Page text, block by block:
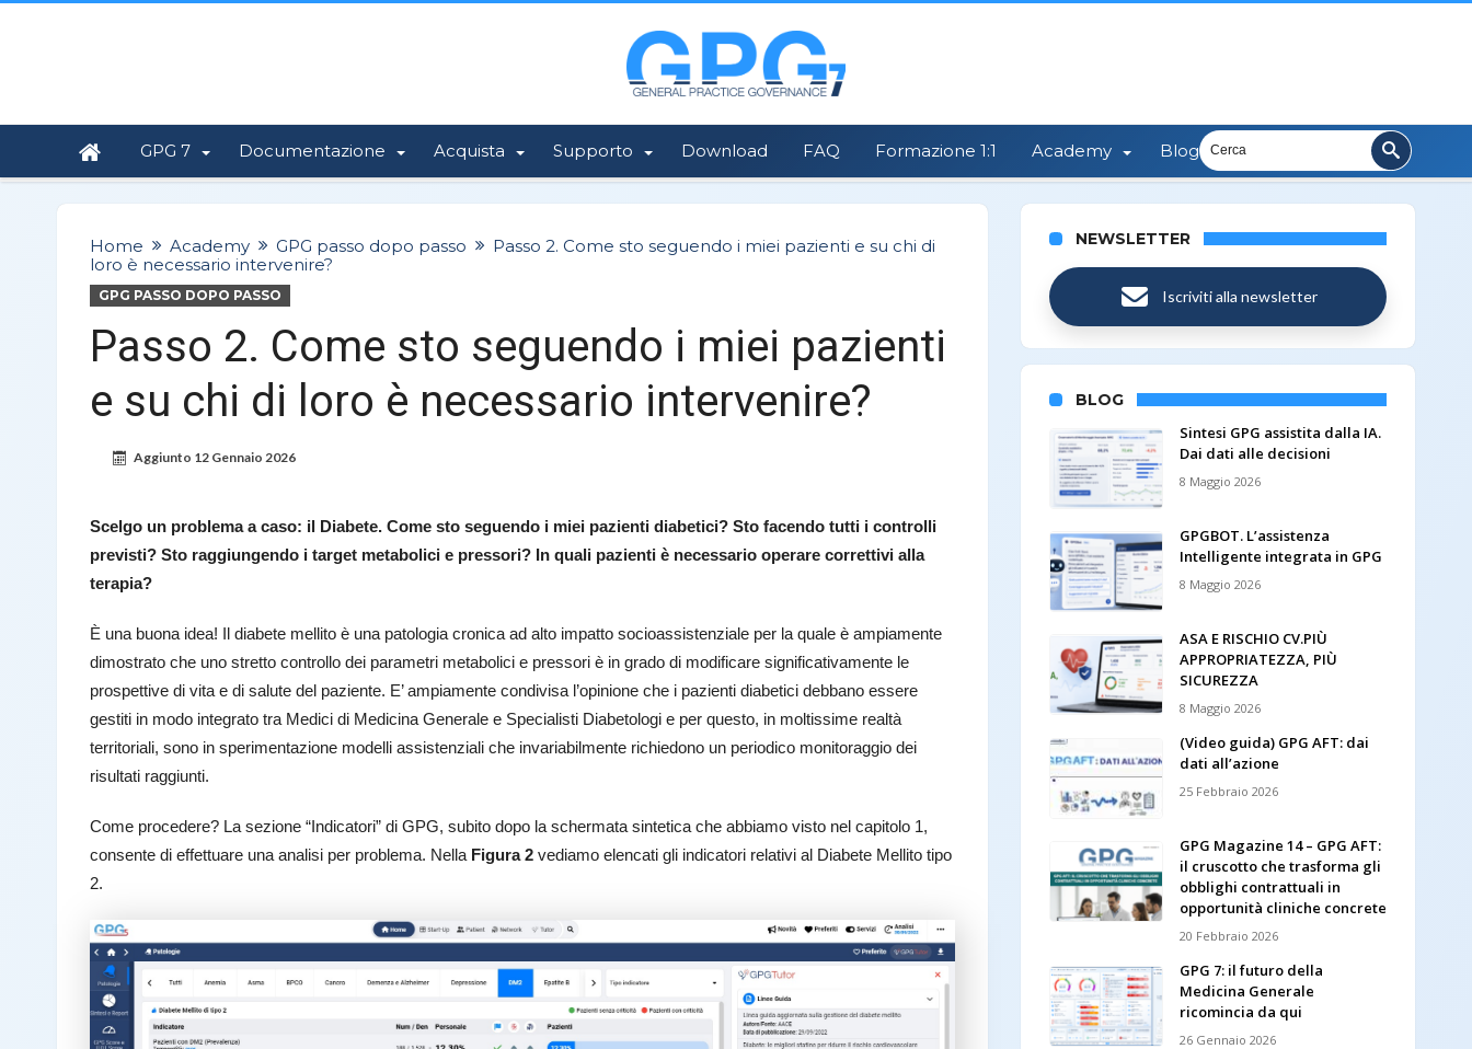
GPG 7 Documentazione Acquista Supporto Download FAQ Formazione 1:1 Academy Blog
Home Academy GPG passo dopo passo
Passo 2. Come sto seguendo i miei pazienti e su chi di
loro è necessario intervenire?
GPG PASSO DOPO PASSO
Passo 2. Come sto seguendo i miei pazienti
e su chi di loro è necessario intervenire?
Aggiunto 12 Gennaio 2026
Scelgo un problema a caso: il Diabete. Come sto seguendo i miei pazienti diabetici? Sto facendo tutti i controlli
previsti? Sto raggiungendo i target metabolici e pressori? In quali pazienti è necessario operare correttivi alla
terapia?
È una buona idea! Il diabete mellito è una patologia cronica ad alto impatto socioassistenziale per la quale è ampiamente
dimostrato che uno stretto controllo dei parametri metabolici e pressori è in grado di modificare significativamente le
prospettive di vita e di salute del paziente. E’ ampiamente condivisa l’opinione che i pazienti diabetici debbano essere
gestiti in modo integrato tra Medici di Medicina Generale e Specialisti Diabetologi e per questo, in moltissime realtà
territoriali, sono in sperimentazione modelli assistenziali che invariabilmente richiedono un periodico monitoraggio dei
risultati raggiunti.
Come procedere? La sezione “Indicatori” di GPG, subito dopo la schermata sintetica che abbiamo visto nel capitolo 1,
consente di effettuare una analisi per problema. Nella Figura 2 vediamo elencati gli indicatori relativi al Diabete Mellito tipo
2.
NEWSLETTER
Iscriviti alla newsletter
BLOG
Sintesi GPG assistita dalla IA.
Dai dati alle decisioni
8 Maggio 2026
GPGBOT. L’assistenza
Intelligente integrata in GPG
8 Maggio 2026
ASA E RISCHIO CV.PIÙ
APPROPRIATEZZA, PIÙ
SICUREZZA
8 Maggio 2026
(Video guida) GPG AFT: dai
dati all’azione
25 Febbraio 2026
GPG Magazine 14 – GPG AFT:
il cruscotto che trasforma gli
obblighi contrattuali in
opportunità cliniche concrete
20 Febbraio 2026
GPG 7: il futuro della
Medicina Generale
ricomincia da qui
26 Gennaio 2026